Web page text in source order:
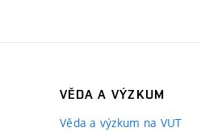
VĚDA A VÝZKUM
Věda a výzkum na VUT